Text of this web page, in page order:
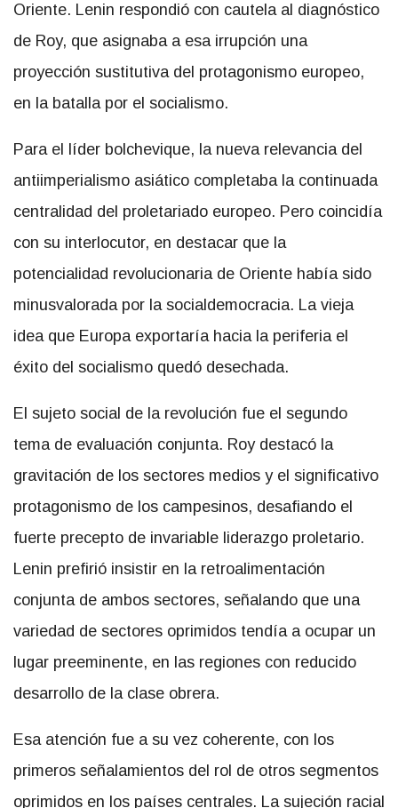
Oriente. Lenin respondió con cautela al diagnóstico
de Roy, que asignaba a esa irrupción una
proyección sustitutiva del protagonismo europeo,
en la batalla por el socialismo.
Para el líder bolchevique, la nueva relevancia del
antiimperialismo asiático completaba la continuada
centralidad del proletariado europeo. Pero coincidía
con su interlocutor, en destacar que la
potencialidad revolucionaria de Oriente había sido
minusvalorada por la socialdemocracia. La vieja
idea que Europa exportaría hacia la periferia el
éxito del socialismo quedó desechada.
El sujeto social de la revolución fue el segundo
tema de evaluación conjunta. Roy destacó la
gravitación de los sectores medios y el significativo
protagonismo de los campesinos, desafiando el
fuerte precepto de invariable liderazgo proletario.
Lenin prefirió insistir en la retroalimentación
conjunta de ambos sectores, señalando que una
variedad de sectores oprimidos tendía a ocupar un
lugar preeminente, en las regiones con reducido
desarrollo de la clase obrera.
Esa atención fue a su vez coherente, con los
primeros señalamientos del rol de otros segmentos
oprimidos en los países centrales. La sujeción racial